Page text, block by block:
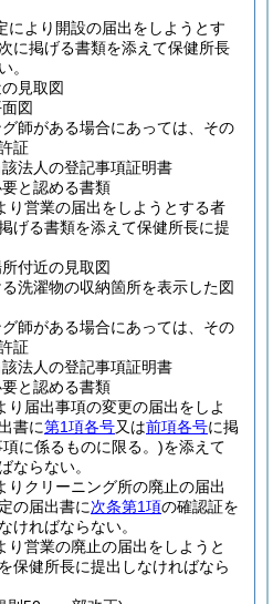
により開設の届出をしようとす
に掲げる書類を添えて保健所長
。
見取図
図
師がある場合にあっては、その
証
法人の登記事項証明書
と認める書類
り営業の届出をしようとする者
げる書類を添えて保健所長に提
付近の見取図
洗濯物の収納箇所を表示した図
師がある場合にあっては、その
証
法人の登記事項証明書
と認める書類
り届出事項の変更の届出をしよ
書に第1項各号又は前項各号に掲
に係るものに限る。)を添えて
ならない。
りクリーニング所の廃止の届出
の届出書に次条第1項の確認証を
ければならない。
り営業の廃止の届出をしようと
保健所長に提出しなければなら